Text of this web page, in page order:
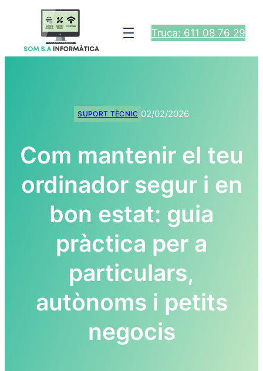
Truca: 611 08 76 29
SUPORT TÈCNIC 02/02/2026
Com mantenir el teu
ordinador segur i en
bon estat: guia
pràctica per a
particulars,
autònoms i petits
negocis